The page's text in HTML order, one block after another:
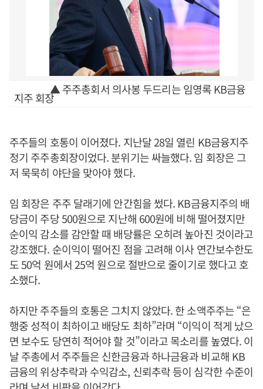
▲ 주주총회서 의사봉 두드리는 임영록 KB금융
지주 회장
주주들의 호통이 이어졌다. 지난달 28일 열린 KB금융지주
정기 주주총회장이었다. 분위기는 싸늘했다. 임 회장은 그
저 묵묵히 야단을 맞아야 했다.
임 회장은 주주 달래기에 안간힘을 썼다. KB금융지주의 배
당금이 주당 500원으로 지난해 600원에 비해 떨어졌지만
순이익 감소를 감안할 때 배당률은 오히려 높아진 것이라고
강조했다. 순이익이 떨어진 점을 고려해 이사 연간보수한도
도 50억 원에서 25억 원으로 절반으로 줄이기로 했다고 호
소했다.
하지만 주주들의 호통은 그치지 않았다. 한 소액주주는 “은
행중 성적이 최하이고 배당도 최하”라며 “이익이 적게 났으
면 보수도 당연히 적어야 할 것”이라고 목소리를 높였다. 이
날 주총에서 주주들은 신한금융과 하나금융과 비교해 KB
금융의 위상추락과 수익감소, 신뢰추락 등이 심각한 수준이